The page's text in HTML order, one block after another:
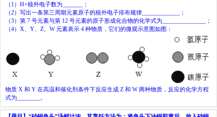
（ 1 ） H+核外电子数为
；
（2）写出一条第三周期元素原子的核外电子排布规律
；
（3）第 7 号元素与第 12 号元素的原子形成化合物的化学式为
；
（4） X Y Z W元素表示 4 种物质，它们的微观示意图如图：
物质 X 和 Y 在高温和催化剂条件下反应生成 Z 和 W两种物质，反应的化学方程
式为
。